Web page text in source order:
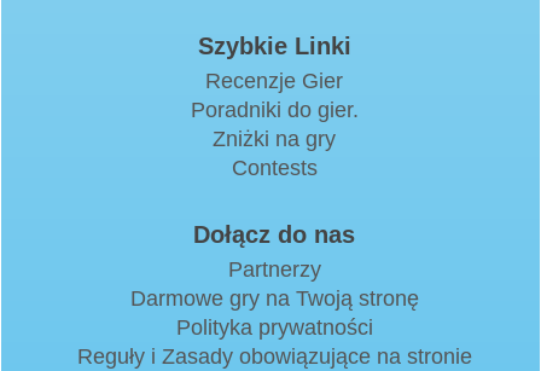
Szybkie Linki
Recenzje Gier
Poradniki do gier.
Zniżki na gry
Contests
Dołącz do nas
Partnerzy
Darmowe gry na Twoją stronę
Polityka prywatności
Reguły i Zasady obowiązujące na stronie